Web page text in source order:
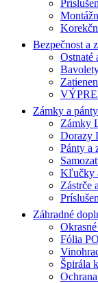
Bezpečnost a
Ostnaté
Zámky a
Zámky
Dorazy
Pánty a
Kľučky
Zástrče
Záhradné
Fólia
Špirála